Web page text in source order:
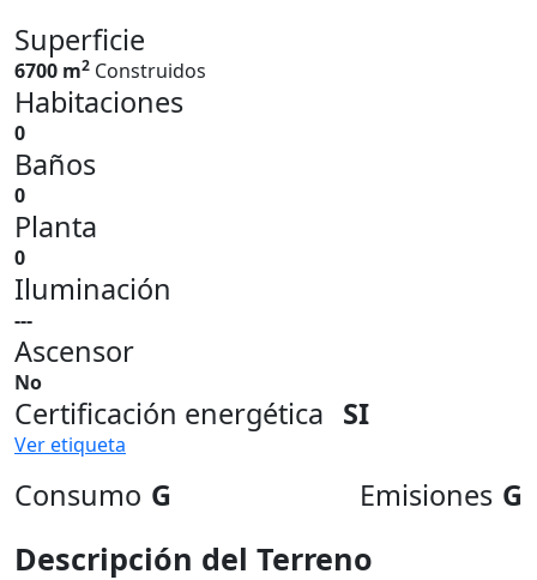
Superficie
6700 m2 Construidos
Habitaciones
0
Baños
0
Planta
0
Iluminación
---
Ascensor
No
Certificación energética SI
Ver etiqueta
Consumo G Emisiones G
Descripción del Terreno